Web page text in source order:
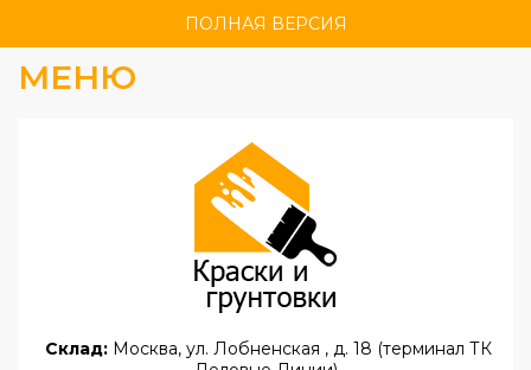
ПОЛНАЯ ВЕРСИЯ
МЕНЮ
Склад:Москва, ул. Лобненская , д. 18 (терминал ТК